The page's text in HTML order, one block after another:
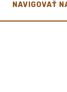
NAVIGOVAŤ